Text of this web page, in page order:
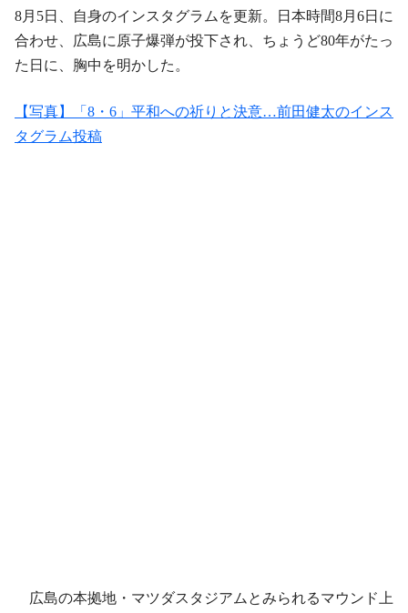
8月5日、自身のインスタグラムを更新。日本時間8月6日に
合わせ、広島に原子爆弾が投下され、ちょうど80年がたっ
た日に、胸中を明かした。
【写真】「8・6」平和への祈りと決意…前田健太のインス
タグラム投稿
広島の本拠地・マツダスタジアムとみられるマウンド上